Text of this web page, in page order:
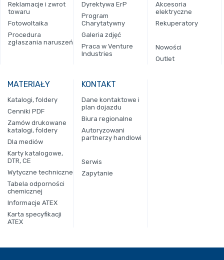
Reklamacje i zwrot
towaru
Fotowoltaika
Procedura
zgłaszania naruszeń
Dyrektywa ErP
Program
Charytatywny
Galeria zdjęć
Praca w Venture
Industries
Akcesoria
elektryczne
Rekuperatory
Nowości
Outlet
MATERIAŁY
Katalogi, foldery
Cenniki PDF
Zamów drukowane
katalogi, foldery
Dla mediów
Karty katalogowe,
DTR, CE
Wytyczne techniczne
Tabela odporności
chemicznej
Informacje ATEX
Karta specyfikacji
ATEX
KONTAKT
Dane kontaktowe i
plan dojazdu
Biura regionalne
Autoryzowani
partnerzy handlowi
Serwis
Zapytanie